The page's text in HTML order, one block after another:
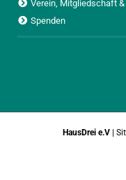
Verein, Mitgliedschaft
Spenden
HausDrei e.V |